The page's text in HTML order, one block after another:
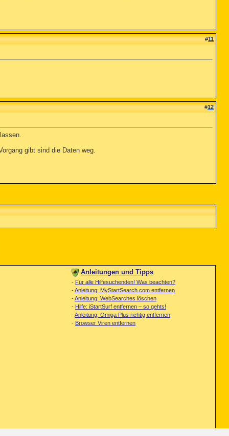
#11
#12
gibt sind die Daten weg.
Anleitungen und Tipps
- Für alle Hilfesuchenden! Was beachten?
-Anleitung: MyStartSearch.com entfernen
-Anleitung: WebSearches löschen
- Hilfe: iStartSurf entfernen – so gehts!
-Anleitung: Omiga Plus richtig entfernen
- Browser Viren entfernen